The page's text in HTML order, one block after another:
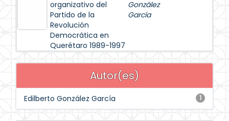
organizativo del
Partido de la
Revolución
Democrática en
Querétaro 1989-1997
González
García
Autor(es)
1
Edilberto González García